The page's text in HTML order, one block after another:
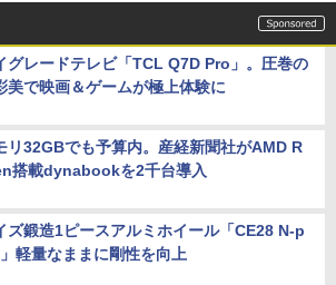
グレードテレビ「TCL Q7D Pro」。圧巻の
美で映画＆ゲームが極上体験に
リ32GBでも予算内。産経新聞社がAMD R
搭載dynabookを2千台導入
ズ鍛造1ピースアルミホイール「CE28 N-p
軽量なままに剛性を向上